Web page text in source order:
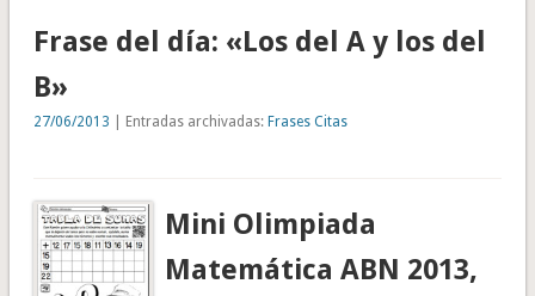
Frase del día: «Los del A y los del
B»
27/06/2013 | Entradas archivadas: Frases Citas
Mini Olimpiada
Matemática ABN 2013,